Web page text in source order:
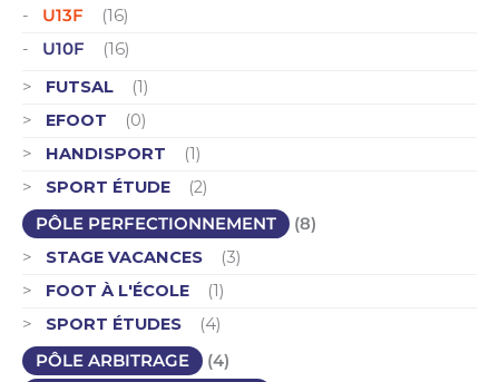
U13F
(16)
U10F
(16)
FUTSAL
(1)
EFOOT
(0)
HANDISPORT
(1)
SPORT ÉTUDE
(2)
PÔLE PERFECTIONNEMENT
(8)
STAGE VACANCES
(3)
FOOT À L'ÉCOLE
(1)
SPORT ÉTUDES
(4)
PÔLE ARBITRAGE
(4)